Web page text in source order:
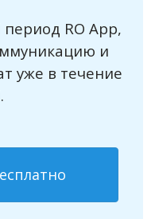
RO App,
и
уже в течение